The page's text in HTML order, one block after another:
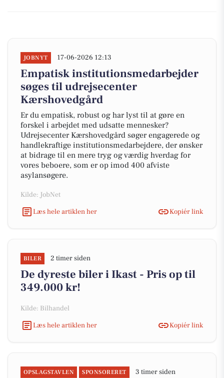
JOBNYT 17-06-2026 12:13
Empatisk institutionsmedarbejder
søges til udrejsecenter
Kærshovedgård
Er du empatisk, robust og har lyst til at gøre en
forskel i arbejdet med udsatte mennesker?
Udrejsecenter Kærshovedgård søger engagerede og
handlekraftige institutionsmedarbejdere, der ønsker
at bidrage til en mere tryg og værdig hverdag for
vores beboere, som er op imod 400 afviste
asylansøgere.
Kilde: JobNet
Læs hele artiklen her
Kopiér link
BILER 2 timer siden
De dyreste biler i Ikast - Pris op til
349.000 kr!
Kilde: Bilhandel
Læs hele artiklen her
Kopiér link
OPSLAGSTAVLEN SPONSORERET 3 timer siden